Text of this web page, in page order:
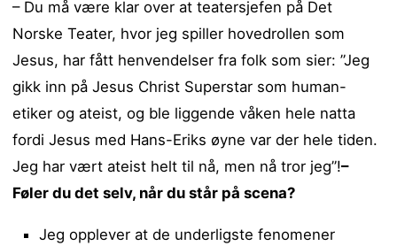
– Du må være klar over at teatersjefen på Det
Norske Teater, hvor jeg spiller hovedrollen som
Jesus, har fått henvendelser fra folk som sier: ”Jeg
gikk inn på Jesus Christ Superstar som human-
etiker og ateist, og ble liggende våken hele natta
fordi Jesus med Hans-Eriks øyne var der hele tiden.
Jeg har vært ateist helt til nå, men nå tror jeg”!–
Føler du det selv, når du står på scena?
Jeg opplever at de underligste fenomener